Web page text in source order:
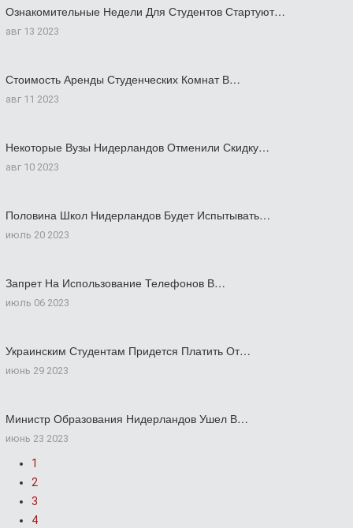
Ознакомительные Недели Для Студентов Стартуют…
авг 13 2023
Стоимость Аренды Студенческих Комнат В…
авг 11 2023
Некоторые Вузы Нидерландов Отменили Скидку…
авг 10 2023
Половина Школ Нидерландов Будет Испытывать…
июль 20 2023
Запрет На Использование Телефонов В…
июль 06 2023
Украинским Студентам Придется Платить От…
июнь 29 2023
Министр Образования Нидерландов Ушел В…
июнь 23 2023
1
2
3
4